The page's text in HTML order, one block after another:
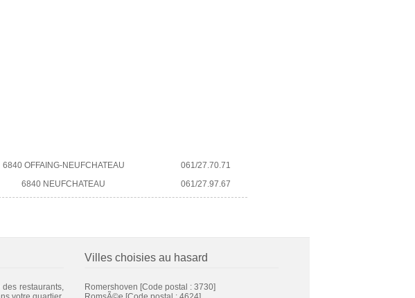
6840 OFFAING-NEUFCHATEAU
061/27.70.71
6840 NEUFCHATEAU 061/27.97.67
restaurants,
Villes choisies au hasard
Romershoven [Code postal : 3730]